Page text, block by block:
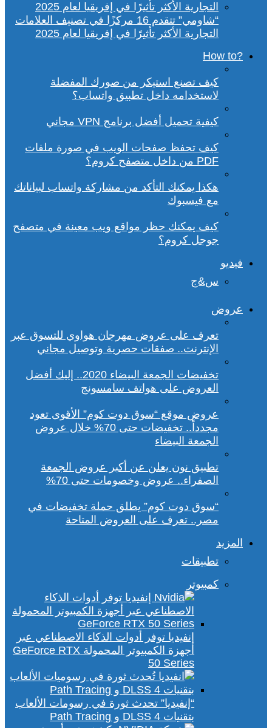
“شاومي” تتقدم 16 مركزًا في تصنيف العلامات
التجارية الأكثر تأثيرًا في إفريقيا لعام 2025
?How to
كيف تصنع استيكر من صورك المفضلة
لاستخدامه داخل تطبيق واتساب؟
كيفية تحميل أفضل برنامج VPN مجاني
كيف تحفظ صفحات الويب في صورة ملفات
PDF من داخل متصفح كروم؟
هكذا يمكنك التأكد من مشاركة واتساب لبياناتك
مع فيسبوك
كيف يمكنك حظر مواقع ويب معينة في متصفح
جوجل كروم؟
فيديو
س&ج
عروض
تعرف على عروض مهرجان هواوي للتسوق عبر
الإنترنت.. صفقات حصرية وتوصيل مجاني
تخفيضات الجمعة البيضاء 2020.. إليك أفضل
العروض على هواتف سامسونج
عروض موقع “سوق دوت كوم” الأقوى تعود
مجدداً.. تخفيضات حتى 70% خلال عروض
الجمعة البيضاء
تطبيق نون يعلن عن أكبر عروض الجمعة
الصفراء.. عروض وخصومات حتى 70%
“سوق دوت كوم” يطلق حملة تخفيضات في
مصر.. تعرف على العروض المتاحة
المزيد
تطبيقات
كمبيوتر
إنفيديا توفر أدوات الذكاء الاصطناعي عبر
أجهزة الكمبيوتر المحمولة GeForce RTX
50 Series
“إنفيديا” تحدث ثورة في رسومات الألعاب
بتقنيات DLSS 4 و Path Tracing